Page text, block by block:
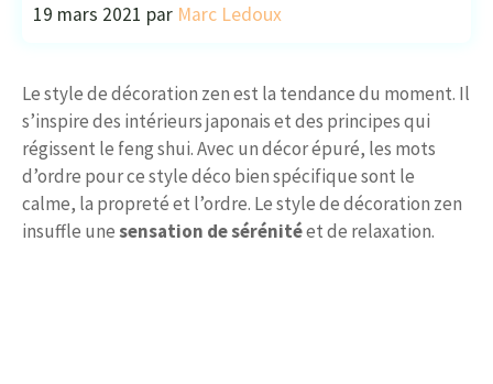
19 mars 2021 par Marc Ledoux
Le style de décoration zen est la tendance du moment. Il
s’inspire des intérieurs japonais et des principes qui
régissent le feng shui. Avec un décor épuré, les mots
d’ordre pour ce style déco bien spécifique sont le
calme, la propreté et l’ordre. Le style de décoration zen
insuffle unesensation de sérénitéet de relaxation.